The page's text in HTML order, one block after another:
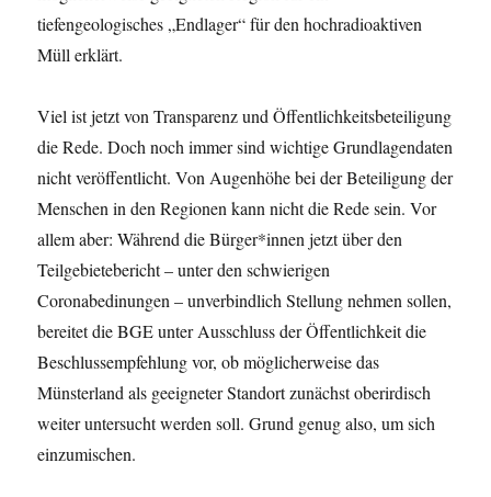
tiefengeologisches „Endlager“ für den hochradioaktiven
Müll erklärt.
Viel ist jetzt von Transparenz und Öffentlichkeitsbeteiligung
die Rede. Doch noch immer sind wichtige Grundlagendaten
nicht veröffentlicht. Von Augenhöhe bei der Beteiligung der
Menschen in den Regionen kann nicht die Rede sein. Vor
allem aber: Während die Bürger*innen jetzt über den
Teilgebietebericht – unter den schwierigen
Coronabedinungen – unverbindlich Stellung nehmen sollen,
bereitet die BGE unter Ausschluss der Öffentlichkeit die
Beschlussempfehlung vor, ob möglicherweise das
Münsterland als geeigneter Standort zunächst oberirdisch
weiter untersucht werden soll. Grund genug also, um sich
einzumischen.